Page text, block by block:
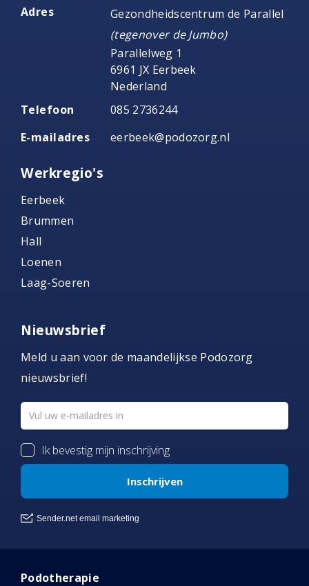
Adres
Gezondheidscentrum de Parallel
(tegenover de Jumbo)
Parallelweg 1
6961 JX Eerbeek
Nederland
Telefoon
085 2736244
E-mailadres
eerbeek@podozorg.nl
Werkregio's
Eerbeek
Brummen
Hall
Loenen
Laag-Soeren
Nieuwsbrief
Meld u aan voor de maandelijkse Podozorg
nieuwsbrief!
Podotherapie